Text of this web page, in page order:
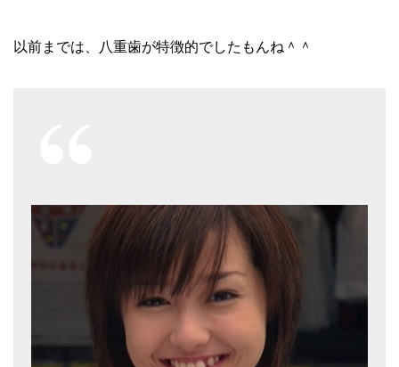
以前までは、八重歯が特徴的でしたもんね＾＾